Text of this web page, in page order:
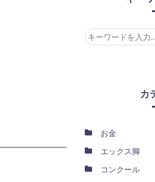
カ
お金
エックス脚
コンクール